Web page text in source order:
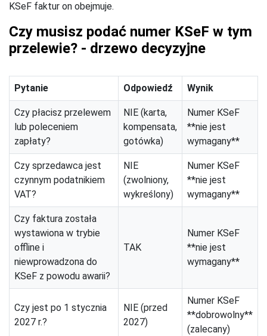
KSeF faktur on obejmuje.
Czy musisz podać numer KSeF w tym
przelewie? - drzewo decyzyjne
Pytanie Odpowiedź Wynik
Czy płacisz przelewem
lub poleceniem
zapłaty?
NIE (karta,
kompensata,
gotówka)
Numer KSeF
**nie jest
wymagany**
Czy sprzedawca jest
czynnym podatnikiem
VAT?
NIE
(zwolniony,
wykreślony)
Numer KSeF
**nie jest
wymagany**
Czy faktura została
wystawiona w trybie
offline i
niewprowadzona do
KSeF z powodu awarii?
TAK
Numer KSeF
**nie jest
wymagany**
Czy jest po 1 stycznia
2027 r.?
NIE (przed
2027)
Numer KSeF
**dobrowolny**
(zalecany)